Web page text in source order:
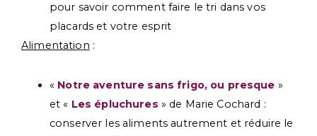
pour savoir comment faire le tri dans vos
placards et votre esprit
Alimentation :
« Notre aventure sans frigo, ou presque »
et « Les épluchures » de Marie Cochard :
conserver les aliments autrement et réduire le